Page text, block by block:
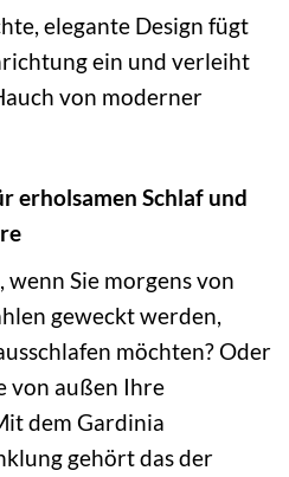
elegante Design fügt
ein und verleiht
von moderner
erholsamen Schlaf und
wenn Sie morgens von
geweckt werden,
möchten? Oder
von außen Ihre
dem Gardinia
gehört das der